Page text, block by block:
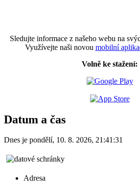
Sledujte informace z našeho webu na
Využívejte naši novou mobilní
Volně ke stažení:
Datum a čas
Dnes je pondělí, 10. 8. 2026, 21:41:31
Adresa